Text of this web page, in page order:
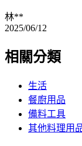
林**
2025/06/12
相關分類
生活
餐廚用品
備料工具
其他料理用